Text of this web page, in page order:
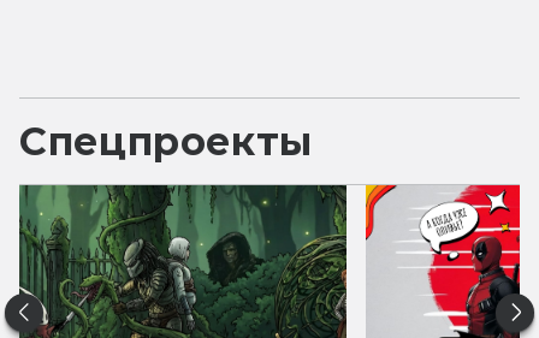
Спецпроекты